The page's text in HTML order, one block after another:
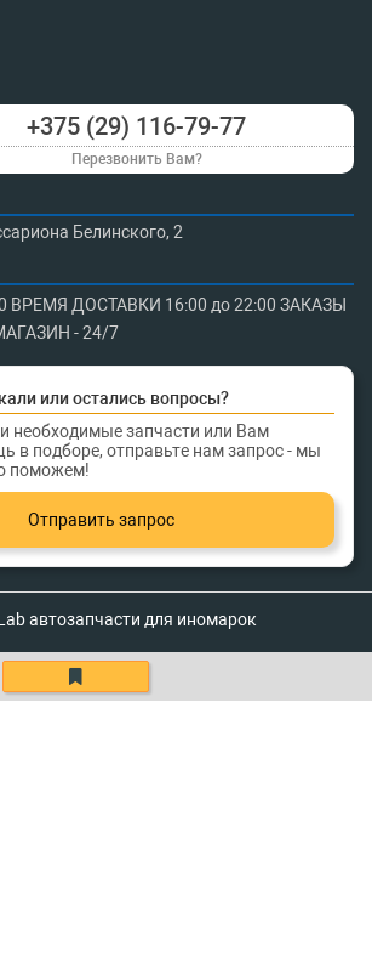
+375 (29) 116-79-77
Перезвонить Вам?
Белинского, 2
ВРЕМЯ ДОСТАВКИ 16:00 до 22:00 ЗАКАЗЫ
- 24/7
или остались вопросы?
необходимые запчасти или Вам
в подборе, отправьте нам запрос - мы
поможем!
Отправить запрос
автозапчасти для иномарок